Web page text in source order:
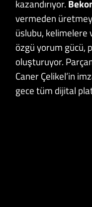
kazandırıyor.
vermeden
üslubu, kelimelere
özgü yorum gücü,
oluşturuyor.
Caner Çelikel’in
gece tüm dijital